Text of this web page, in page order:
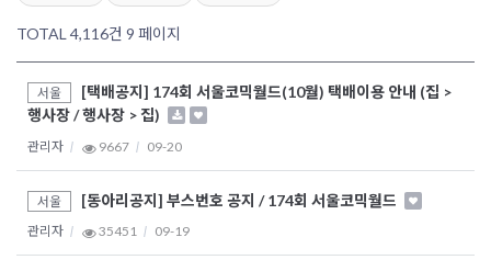
TOTAL 4,116건 9 페이지
서울
[택배공지] 174회 서울코믹월드(10월) 택배이용 안내 (집 >
행사장 / 행사장 > 집)
관리자 9667 09-20
서울 [동아리공지] 부스번호 공지 / 174회 서울코믹월드
관리자 35451 09-19